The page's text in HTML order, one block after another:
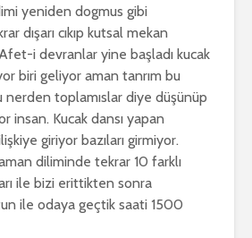
yeniden dogmus gibi
dışarı cıkıp kutsal mekan
i devranlar yine başladı kucak
biri geliyor aman tanrım bu
nerden toplamıslar diye düşünüp
insan. Kucak dansı yapan
giriyor bazıları girmiyor.
diliminde tekrar 10 farklı
ile bizi erittikten sonra
ile odaya geçtik saati 1500